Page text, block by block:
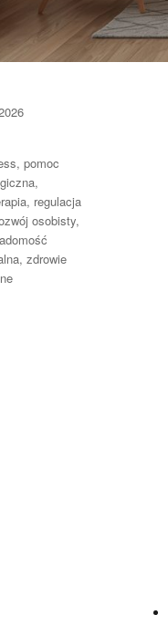
,pomoc
,
, regulacja
osobisty,
,zdrowie